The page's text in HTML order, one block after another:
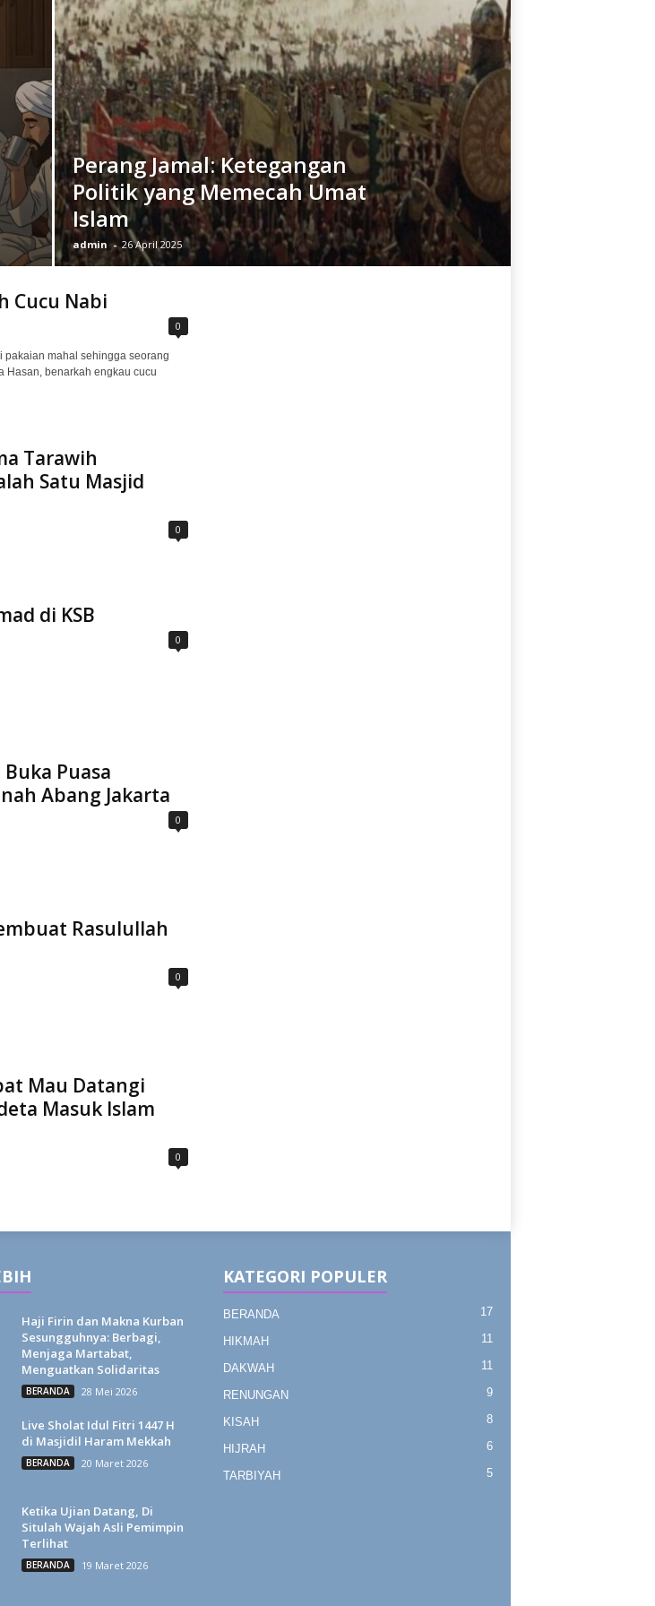
Perang Jamal: Ketegangan
Politik yang Memecah Umat
Islam
admin - 26 April 2025
Cucu Nabi
0
pakaian mahal sehingga seorang
Hasan, benarkah engkau cucu
Tarawih
Satu Masjid
0
di KSB
0
Puasa
Abang Jakarta
0
Rasulullah
0
Mau Datangi
Masuk Islam
0
Haji Firin dan Makna Kurban
Sesungguhnya: Berbagi,
Menjaga Martabat,
Menguatkan Solidaritas
BERANDA 28 Mei 2026
Live Sholat Idul Fitri 1447 H
di Masjidil Haram Mekkah
BERANDA 20 Maret 2026
Ketika Ujian Datang, Di
Situlah Wajah Asli Pemimpin
Terlihat
BERANDA 19 Maret 2026
KATEGORI POPULER
BERANDA 17
HIKMAH 11
DAKWAH 11
RENUNGAN 9
KISAH 8
HIJRAH 6
TARBIYAH 5